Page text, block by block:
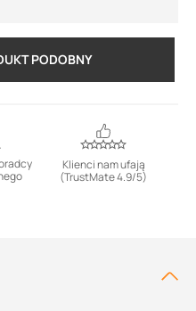
PODOBNY
Klienci nam ufają
(TrustMate 4.9/5)